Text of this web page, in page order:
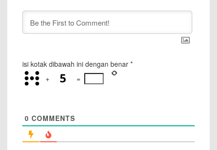
isi kotak dibawah ini dengan benar *
+
=
0 COMMENTS